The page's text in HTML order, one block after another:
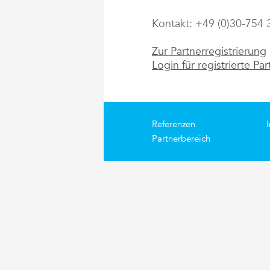
Kontakt: +49 (0)30-754
Zur Partnerregistrierung
Login für registrierte
Referenzen
Partnerbereich